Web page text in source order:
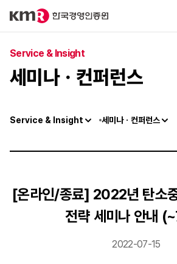
Service & Insight
세미나ㆍ컨퍼런스
Service & Insight 세미나ㆍ컨퍼런스
[온라인/종료] 2022년 탄소
전략 세미나 안내
2022-07-15